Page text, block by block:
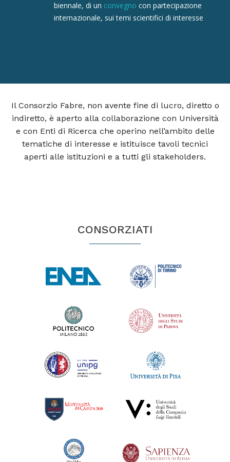
biennale, di un convegno con partecipazione
internazionale, sui temi scientifici di interesse
Il Consorzio Fabre, non avente fine di lucro, diretto o
indiretto, è aperto alla collaborazione con Università
e con Enti di Ricerca che operino nell’ambito delle
tematiche di interesse e istituisce tavoli tecnici
aperti alle istituzioni e a tutti gli stakeholders.
CONSORZIATI